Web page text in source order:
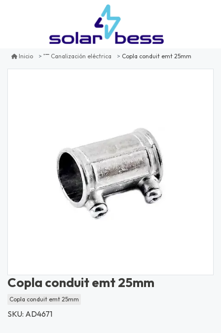
Inicio Canalización eléctrica Copla conduit emt 25mm
Copla conduit emt 25mm
Copla conduit emt 25mm
SKU: AD4671